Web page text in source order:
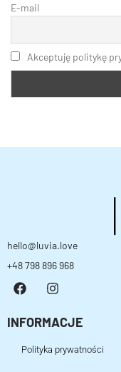
E-mail
Akceptuję politykę
hello@luvia.love
+48 798 896 968
INFORMACJE
Polityka prywatności